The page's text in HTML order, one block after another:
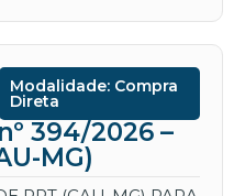
Modalidade: Compra
Direta
394/2026 –
MG)